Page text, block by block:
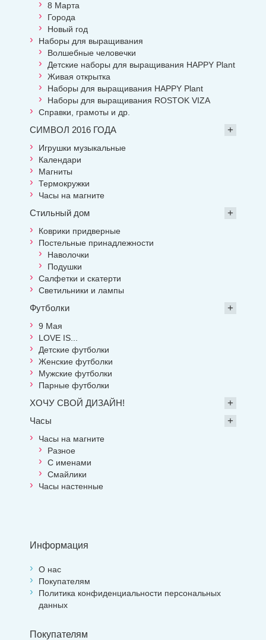
8 Марта
Города
Новый год
Наборы для выращивания
Волшебные человечки
Детские наборы для выращивания HAPPY Plant
Живая открытка
Наборы для выращивания HAPPY Plant
Наборы для выращивания ROSTOK VIZA
Справки, грамоты и др.
СИМВОЛ 2016 ГОДА
Игрушки музыкальные
Календари
Магниты
Термокружки
Часы на магните
Стильный дом
Коврики придверные
Постельные принадлежности
Наволочки
Подушки
Салфетки и скатерти
Светильники и лампы
Футболки
9 Мая
LOVE IS...
Детские футболки
Женские футболки
Мужские футболки
Парные футболки
ХОЧУ СВОЙ ДИЗАЙН!
Часы
Часы на магните
Разное
С именами
Смайлики
Часы настенные
Информация
О нас
Покупателям
Политика конфиденциальности персональных
данных
Покупателям